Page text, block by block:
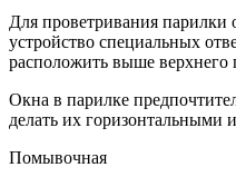
Для проветривания парилки
устройство специальных
расположить выше верхнего
Окна в парилке
делать их горизонтальными
Помывочная